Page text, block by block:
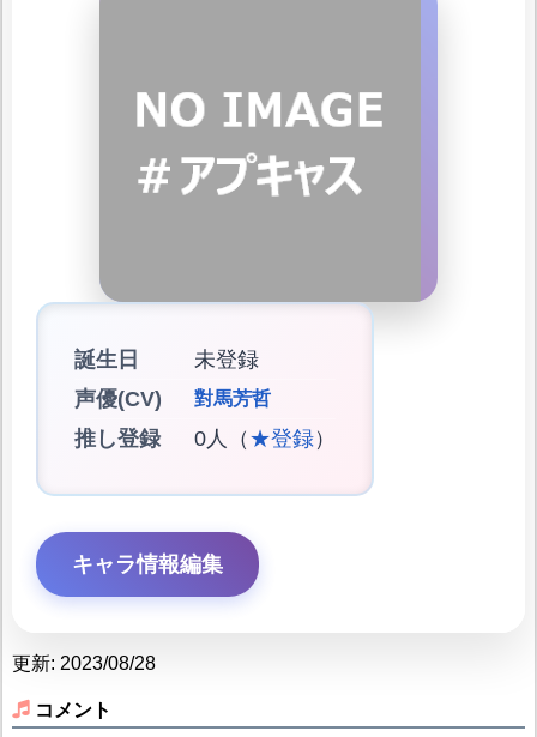
誕生日
未登録
声優(CV)
對馬芳哲
推し登録 0人（ ★登録）
キャラ情報編集
更新: 2023/08/28
コメント